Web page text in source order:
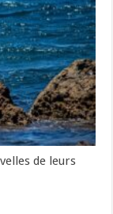
de leurs